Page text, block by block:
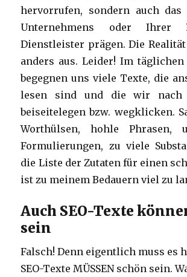
hervorrufen, sondern auch das
Unternehmens oder Ihrer
Dienstleister prägen. Die
anders aus. Leider! Im täglichen
begegnen uns viele Texte, die
lesen sind und die wir nach
beiseitelegen bzw. wegklicken.
Worthülsen, hohle Phrasen,
Formulierungen, zu viele
die Liste der Zutaten für einen
ist zu meinem Bedauern viel zu
Auch SEO-Texte
sein
Falsch! Denn eigentlich muss es
SEO-Texte MÜSSEN schön sein.